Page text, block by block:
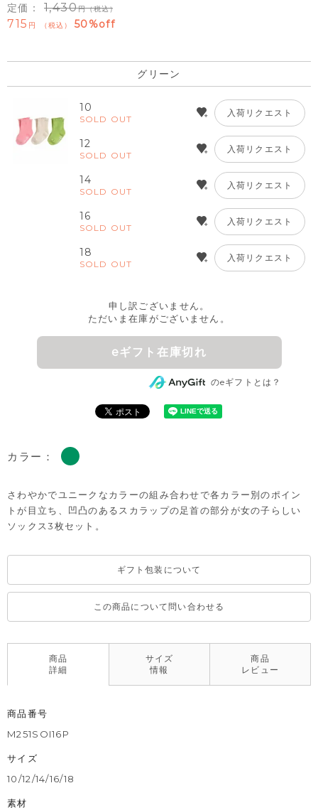
定価： 1,430 （税込）
715 税込 50%off
グリーン
10
SOLD OUT
入荷リクエスト
12
SOLD OUT
入荷リクエスト
14
SOLD OUT
入荷リクエスト
16
SOLD OUT
入荷リクエスト
18
SOLD OUT
入荷リクエスト
申し訳ございません。
ただいま在庫がございません。
eギフト在庫切れ
のeギフトとは？
カラー：
さわやかでユニークなカラーの組み合わせで各カラー別のポイン
トが目立ち、凹凸のあるスカラップの足首の部分が女の子らしい
ソックス3枚セット。
ギフト包装について
この商品について問い合わせる
商品
詳細
サイズ
情報
商品
レビュー
商品番号
M251SOI16P
サイズ
10/12/14/16/18
素材